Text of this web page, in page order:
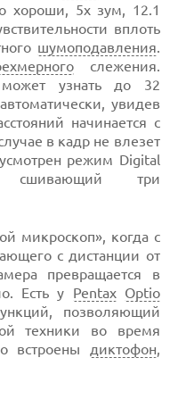
хороши, 5х зум, 12.1
вплоть
шумоподавления.
слежения.
может узнать до 32
увидев
начинается с
в кадр не влезет
режим Digital
сшивающий три
микроскоп», когда с
с дистанции от
превращается в
Есть у Pentax Optio
позволяющий
техники во время
встроены диктофон,